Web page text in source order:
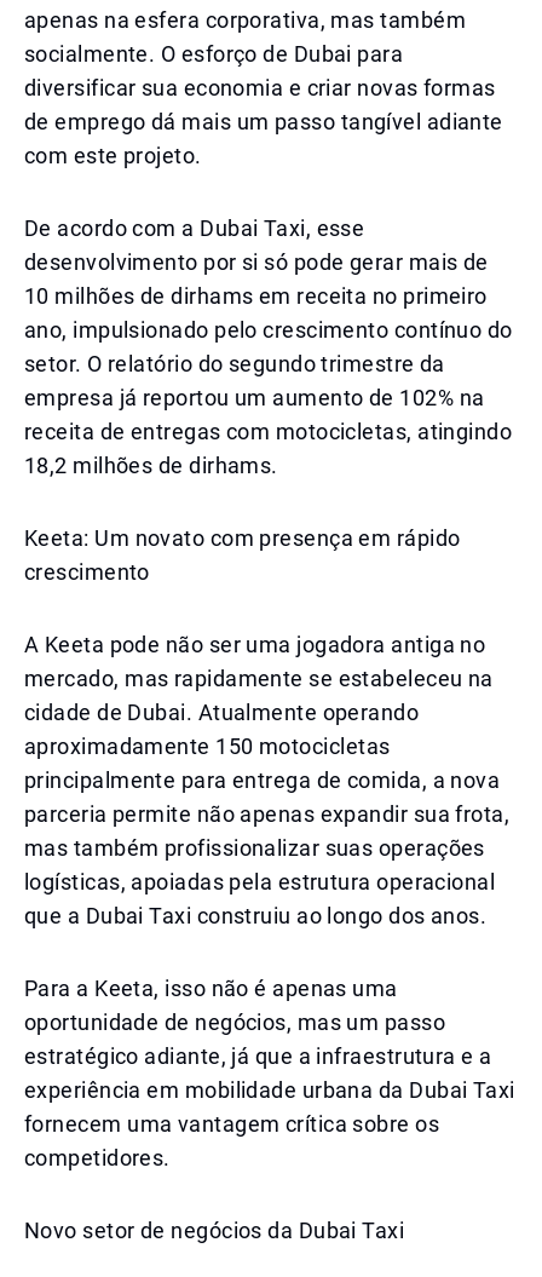
apenas na esfera corporativa, mas também
socialmente. O esforço de Dubai para
diversificar sua economia e criar novas formas
de emprego dá mais um passo tangível adiante
com este projeto.
De acordo com a Dubai Taxi, esse
desenvolvimento por si só pode gerar mais de
10 milhões de dirhams em receita no primeiro
ano, impulsionado pelo crescimento contínuo do
setor. O relatório do segundo trimestre da
empresa já reportou um aumento de 102% na
receita de entregas com motocicletas, atingindo
18,2 milhões de dirhams.
Keeta: Um novato com presença em rápido
crescimento
A Keeta pode não ser uma jogadora antiga no
mercado, mas rapidamente se estabeleceu na
cidade de Dubai. Atualmente operando
aproximadamente 150 motocicletas
principalmente para entrega de comida, a nova
parceria permite não apenas expandir sua frota,
mas também profissionalizar suas operações
logísticas, apoiadas pela estrutura operacional
que a Dubai Taxi construiu ao longo dos anos.
Para a Keeta, isso não é apenas uma
oportunidade de negócios, mas um passo
estratégico adiante, já que a infraestrutura e a
experiência em mobilidade urbana da Dubai Taxi
fornecem uma vantagem crítica sobre os
competidores.
Novo setor de negócios da Dubai Taxi